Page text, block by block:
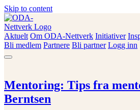
Skip to content
ODA-Nettverk
Aktuelt Om ODA-Nettverk Initiativer
Bli medlem Partnere Bli partner Logg inn
Mentoring: Tips fra
Berntsen